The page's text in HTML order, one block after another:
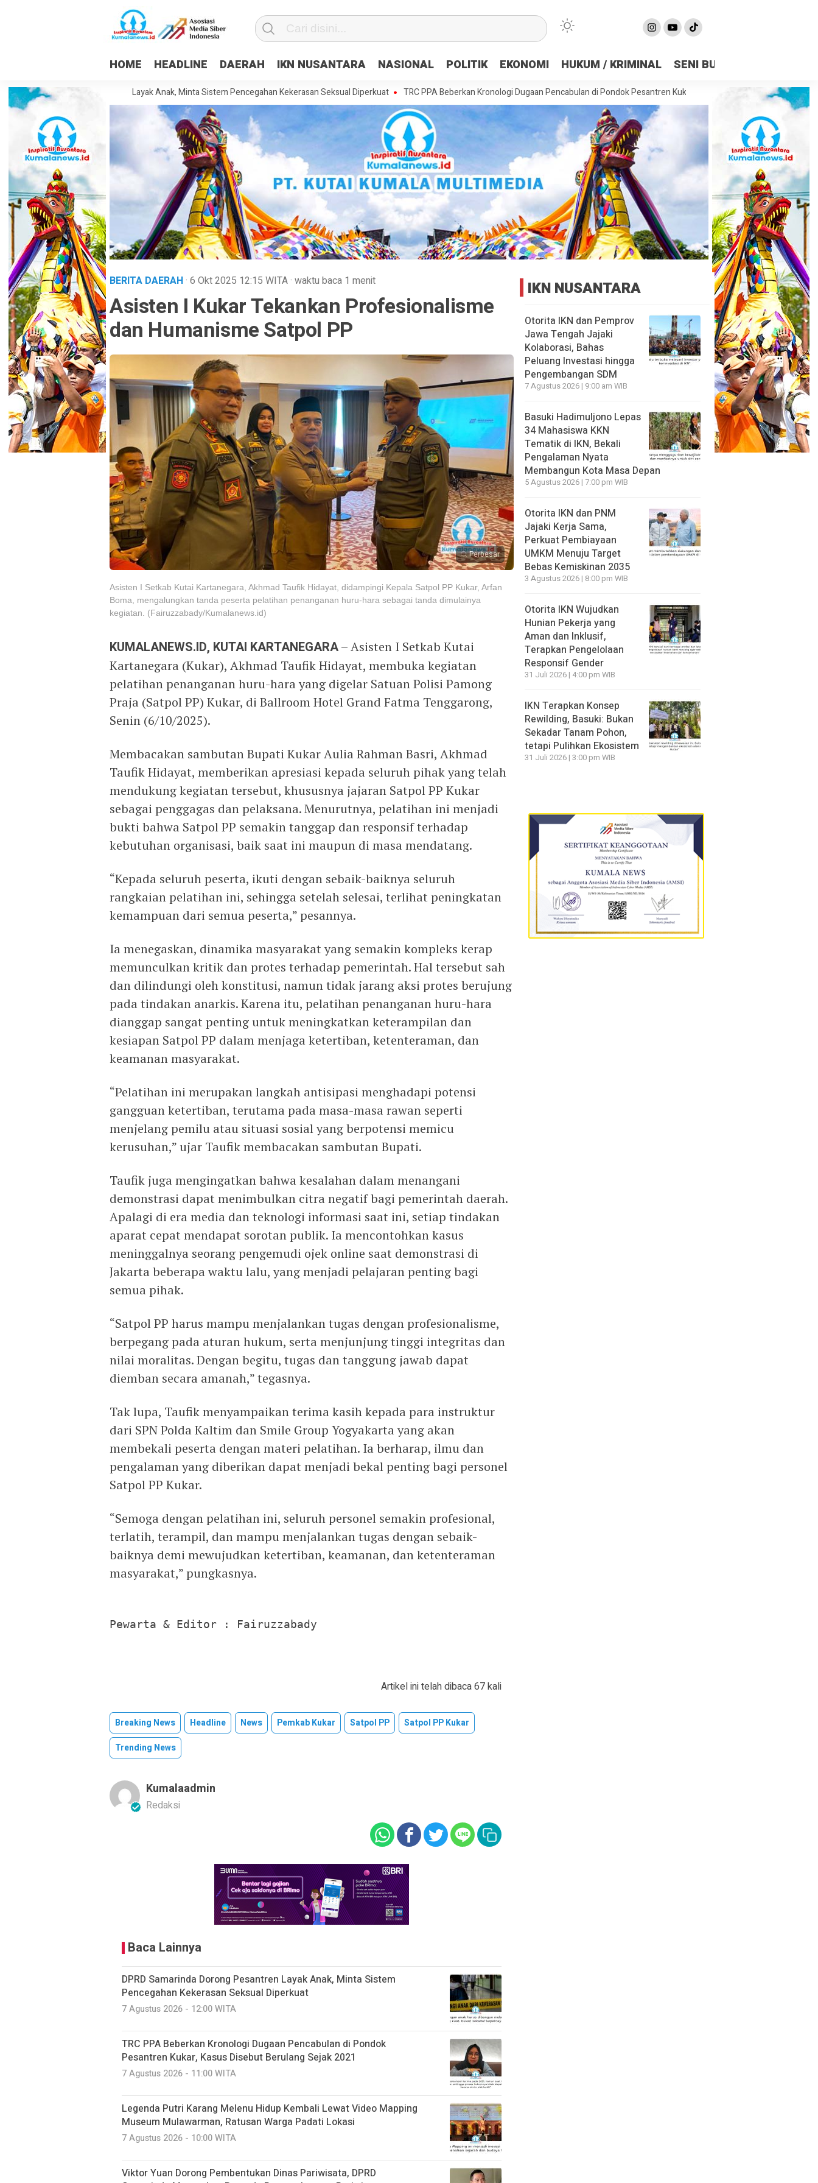
HOME HEADLINE DAERAH IKN NUSANTARA NASIONAL POLITIK EKONOMI HUKUM / KRIMINAL SENI BUDAYA
Dorong Pesantren Layak Anak, Minta Sistem Pencegahan Kekerasan Seksual Diperkuat TRC PPA Beberkan Kronologi Dugaan Pencabulan di Pondok Pesantren Kukar, Kasus Disebut Berulang Sejak 2021
BERITA DAERAH· 6 Okt 2025 12:15 WITA· waktu baca 1 menit
Asisten I Kukar Tekankan Profesionalisme
dan Humanisme Satpol PP
Perbesar
Asisten I Setkab Kutai Kartanegara, Akhmad Taufik Hidayat, didampingi Kepala Satpol PP Kukar, Arfan
Boma, mengalungkan tanda peserta pelatihan penanganan huru-hara sebagai tanda dimulainya
kegiatan. (Fairuzzabady/Kumalanews.id)
KUMALANEWS.ID, KUTAI KARTANEGARA– Asisten I Setkab Kutai
Kartanegara (Kukar), Akhmad Taufik Hidayat, membuka kegiatan
pelatihan penanganan huru-hara yang digelar Satuan Polisi Pamong
Praja (Satpol PP) Kukar, di Ballroom Hotel Grand Fatma Tenggarong,
Senin (6/10/2025).
Membacakan sambutan Bupati Kukar Aulia Rahman Basri, Akhmad
Taufik Hidayat, memberikan apresiasi kepada seluruh pihak yang telah
mendukung kegiatan tersebut, khususnya jajaran Satpol PP Kukar
sebagai penggagas dan pelaksana. Menurutnya, pelatihan ini menjadi
bukti bahwa Satpol PP semakin tanggap dan responsif terhadap
kebutuhan organisasi, baik saat ini maupun di masa mendatang.
“Kepada seluruh peserta, ikuti dengan sebaik-baiknya seluruh
rangkaian pelatihan ini, sehingga setelah selesai, terlihat peningkatan
kemampuan dari semua peserta,” pesannya.
Ia menegaskan, dinamika masyarakat yang semakin kompleks kerap
memunculkan kritik dan protes terhadap pemerintah. Hal tersebut sah
dan dilindungi oleh konstitusi, namun tidak jarang aksi protes berujung
pada tindakan anarkis. Karena itu, pelatihan penanganan huru-hara
dianggap sangat penting untuk meningkatkan keterampilan dan
kesiapan Satpol PP dalam menjaga ketertiban, ketenteraman, dan
keamanan masyarakat.
“Pelatihan ini merupakan langkah antisipasi menghadapi potensi
gangguan ketertiban, terutama pada masa-masa rawan seperti
menjelang pemilu atau situasi sosial yang berpotensi memicu
kerusuhan,” ujar Taufik membacakan sambutan Bupati.
Taufik juga mengingatkan bahwa kesalahan dalam menangani
demonstrasi dapat menimbulkan citra negatif bagi pemerintah daerah.
Apalagi di era media dan teknologi informasi saat ini, setiap tindakan
aparat cepat mendapat sorotan publik. Ia mencontohkan kasus
meninggalnya seorang pengemudi ojek online saat demonstrasi di
Jakarta beberapa waktu lalu, yang menjadi pelajaran penting bagi
semua pihak.
“Satpol PP harus mampu menjalankan tugas dengan profesionalisme,
berpegang pada aturan hukum, serta menjunjung tinggi integritas dan
nilai moralitas. Dengan begitu, tugas dan tanggung jawab dapat
diemban secara amanah,” tegasnya.
Tak lupa, Taufik menyampaikan terima kasih kepada para instruktur
dari SPN Polda Kaltim dan Smile Group Yogyakarta yang akan
membekali peserta dengan materi pelatihan. Ia berharap, ilmu dan
pengalaman yang diberikan dapat menjadi bekal penting bagi personel
Satpol PP Kukar.
“Semoga dengan pelatihan ini, seluruh personel semakin profesional,
terlatih, terampil, dan mampu menjalankan tugas dengan sebaik-
baiknya demi mewujudkan ketertiban, keamanan, dan ketenteraman
masyarakat,” pungkasnya.
Pewarta & Editor : Fairuzzabady
Artikel ini telah dibaca 67 kali
Breaking News Headline News Pemkab Kukar Satpol PP
Satpol PP Kukar
Trending News
Kumalaadmin
Redaksi
Baca Lainnya
DPRD Samarinda Dorong Pesantren Layak Anak, Minta Sistem
Pencegahan Kekerasan Seksual Diperkuat
7 Agustus 2026 - 12:00 WITA
TRC PPA Beberkan Kronologi Dugaan Pencabulan di Pondok
Pesantren Kukar, Kasus Disebut Berulang Sejak 2021
7 Agustus 2026 - 11:00 WITA
Legenda Putri Karang Melenu Hidup Kembali Lewat Video Mapping
Museum Mulawarman, Ratusan Warga Padati Lokasi
7 Agustus 2026 - 10:00 WITA
Viktor Yuan Dorong Pembentukan Dinas Pariwisata, DPRD
IKN NUSANTARA
Otorita IKN dan Pemprov
Jawa Tengah Jajaki
Kolaborasi, Bahas
Peluang Investasi hingga
Pengembangan SDM
7 Agustus 2026 | 9:00 am WIB
Basuki Hadimuljono Lepas
34 Mahasiswa KKN
Tematik di IKN, Bekali
Pengalaman Nyata
Membangun Kota Masa Depan
5 Agustus 2026 | 7:00 pm WIB
Otorita IKN dan PNM
Jajaki Kerja Sama,
Perkuat Pembiayaan
UMKM Menuju Target
Bebas Kemiskinan 2035
3 Agustus 2026 | 8:00 pm WIB
Otorita IKN Wujudkan
Hunian Pekerja yang
Aman dan Inklusif,
Terapkan Pengelolaan
Responsif Gender
31 Juli 2026 | 4:00 pm WIB
IKN Terapkan Konsep
Rewilding, Basuki: Bukan
Sekadar Tanam Pohon,
tetapi Pulihkan Ekosistem
31 Juli 2026 | 3:00 pm WIB